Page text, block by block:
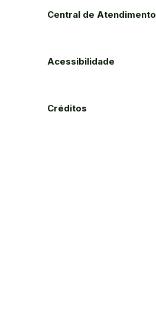
Central de Atendimento
Acessibilidade
Créditos